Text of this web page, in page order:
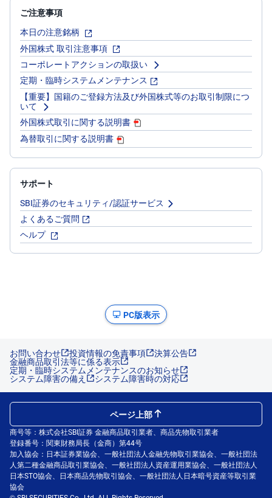
ご注意事項
本日の注意銘柄
外国株式 取引注意事項
コーポレートアクションの取扱い
定期・臨時システムメンテナンス
【重要】国籍のご登録方法及び外国株式等のお取引制限につ
いて
外国株式取引に関する説明書
為替取引に関する説明書
サポート
SBI証券のセキュリティ/認証サービス
よくあるご質問
ヘルプ
PC版表示
お問い合わせ 投資情報の免責事項 決算公告
金融商品取引法等に係る表示
定期・臨時システムメンテナンスのお知らせ
システム障害の備え システム障害時の対応
商号等：株式会社SBI証券 金融商品取引業者、商品先物取引業者
登録番号：関東財務局長（金商）第44号
加入協会：日本証券業協会、一般社団法人金融先物取引業協会、一般社団法
人第二種金融商品取引業協会、一般社団法人資産運用業協会、一般社団法人
日本STO協会、日本商品先物取引協会、一般社団法人日本暗号資産等取引業
協会
ページ上部